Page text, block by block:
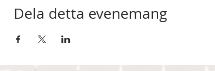
Dela detta evenemang